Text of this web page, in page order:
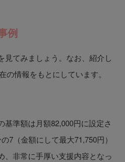
例
見てみましょう。なお、紹介し
の情報をもとにしています。
準額は月額82,000円に設定さ
7（金額にして最大71,750円）
、非常に手厚い支援内容となっ